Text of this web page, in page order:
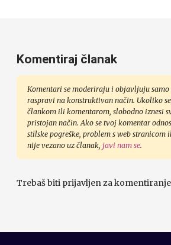
Komentiraj članak
Komentari se moderiraju i objavljuju samo
raspravi na konstruktivan način. Ukoliko se
člankom ili komentarom, slobodno iznesi
pristojan način. Ako se tvoj komentar
stilske pogreške, problem s web stranicom
nije vezano uz članak, javi nam se.
Trebaš biti prijavljen za